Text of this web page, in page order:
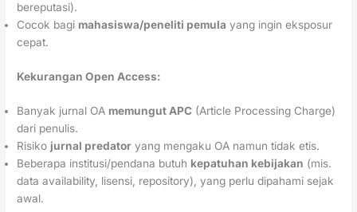
bereputasi).
Cocok bagi mahasiswa/peneliti pemula yang ingin eksposur
cepat.
Kekurangan Open Access:
Banyak jurnal OA memungut APC (Article Processing Charge)
dari penulis.
Risikojurnal predator yang mengaku OA namun tidak etis.
Beberapa institusi/pendana butuh kepatuhan kebijakan (mis.
data availability, lisensi, repository), yang perlu dipahami sejak
awal.